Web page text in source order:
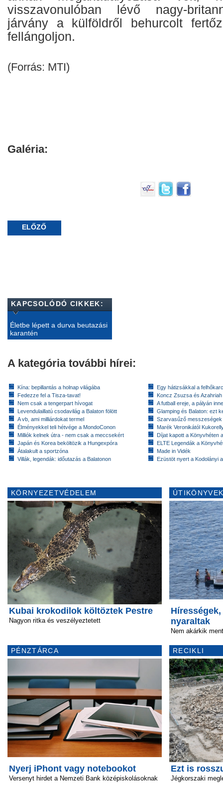
visszavonulóban lévő nagy-
járvány a külföldről behurcolt
fellángoljon.
(Forrás: MTI)
Galéria:
ELŐZŐ
KAPCSOLÓDÓ CIKKEK:
Életbe lépett a durva beutazási
karantén
A kategória további hírei:
Kína: bepillantás a holnap világába
Fedezze fel a Tisza-tavat!
Nem csak a tengerpart hívogat
Levendulaillatú csodavilág a Balaton fölött
A vb, ami milliárdokat termel
Élményekkel teli hétvége a MondoConon
Milliók kelnek útra - nem csak a meccsekért
Japán és Korea beköltözik a Hungexpóra
Átalakult a sportzóna
Villák, legendák: időutazás a Balatonon
Egy hátizsákkal a
Koncz Zsuzsa és
A futball ereje, a pályán
Glamping és Balaton: ezt
Szarvasűző messzeségek
Marék Veronikától
Díjat kapott a Könyvhéten
ELTE Legendák a
Made in Vidék
Ezüstöt nyert a Kodolányi
KÖRNYEZETVÉDELEM
Kubai krokodilok költöztek Pestre
Nagyon ritka és veszélyeztetett
PÉNZTÁRCA
Nyerj iPhont vagy notebookot
Versenyt hirdet a Nemzeti Bank középiskolásoknak
nyaraltak
Nem akárkik
RECIKLI
Ezt is
Jégkorszaki